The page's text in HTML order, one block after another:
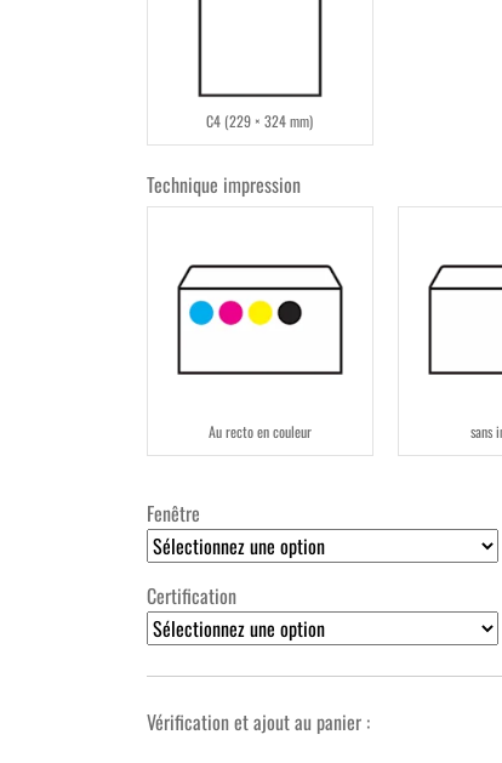
C4 (229 × 324 mm)
Technique impression
Au recto en couleur sans
Fenêtre
Certification
Vérification et ajout au panier :